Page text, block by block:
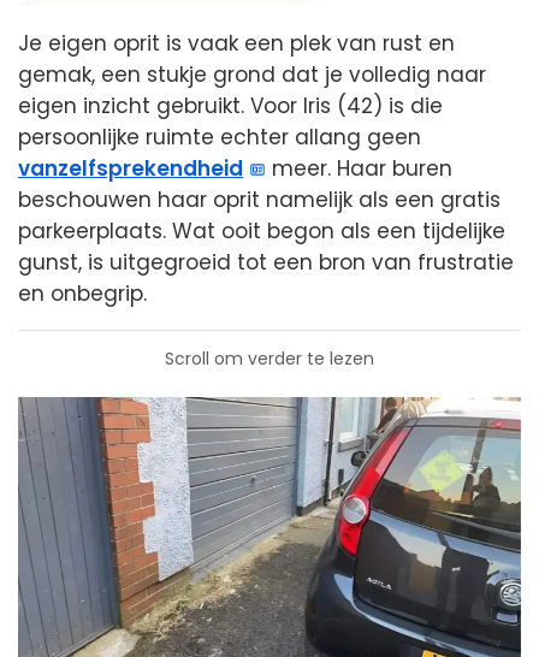
Je eigen oprit is vaak een plek van rust en
gemak, een stukje grond dat je volledig naar
eigen inzicht gebruikt. Voor Iris (42) is die
persoonlijke ruimte echter allang geen
vanzelfsprekendheid
meer. Haar buren
beschouwen haar oprit namelijk als een gratis
parkeerplaats. Wat ooit begon als een tijdelijke
gunst, is uitgegroeid tot een bron van frustratie
en onbegrip.
Scroll om verder te lezen